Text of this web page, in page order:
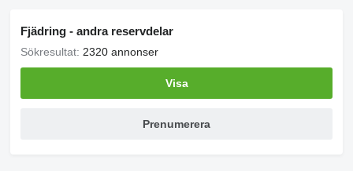
Fjädring - andra reservdelar
Sökresultat: 2320 annonser
Visa
Prenumerera